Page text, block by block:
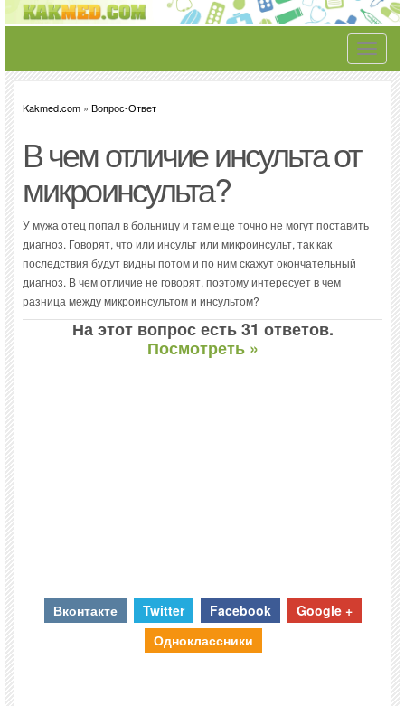
Toggle
Kakmed.com » Вопрос-Ответ
В чем отличие инсульта от
микроинсульта?
У мужа отец попал в больницу и там еще точно не могут поставить
диагноз. Говорят, что или инсульт или микроинсульт, так как
последствия будут видны потом и по ним скажут окончательный
диагноз. В чем отличие не говорят, поэтому интересует в чем
разница между микроинсультом и инсультом?
На этот вопрос есть 31 ответов.
Посмотреть »
Вконтакте Twitter Facebook
Google +
Одноклассники